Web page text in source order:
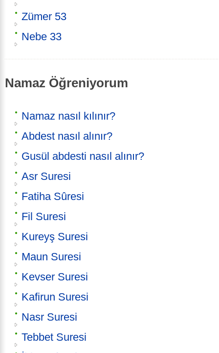
Zümer 53
Nebe 33
Namaz Öğreniyorum
Namaz nasıl kılınır?
Abdest nasıl alınır?
Gusül abdesti nasıl alınır?
Asr Suresi
Fatiha Sûresi
Fil Suresi
Kureyş Suresi
Maun Suresi
Kevser Suresi
Kafirun Suresi
Nasr Suresi
Tebbet Suresi